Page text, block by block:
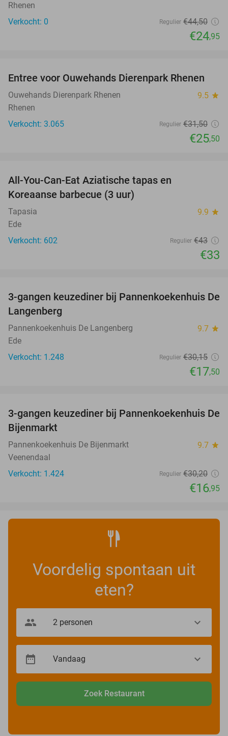
Rhenen
Verkocht: 0
Regulier €44,50
€24,95
19%
Entree voor Ouwehands Dierenpark Rhenen
Ouwehands Dierenpark Rhenen 9.5 star
Rhenen
Verkocht: 3.065
Regulier €31,50
€25,50
All-You-Can-Eat Aziatische tapas en
Koreaanse barbecue (3 uur)
Tapasia 9.9 star
Ede
Verkocht: 602
Regulier €43
€33
42%
3-gangen keuzediner bij Pannenkoekenhuis De
Langenberg
Pannenkoekenhuis De Langenberg 9.7 star
Ede
Verkocht: 1.248
Regulier €30,15
€17,50
44%
3-gangen keuzediner bij Pannenkoekenhuis De
Bijenmarkt
Pannenkoekenhuis De Bijenmarkt 9.7 star
Veenendaal
Verkocht: 1.424
Regulier €30,20
€16,95
Voordelig spontaan uit
eten?
Zoek Restaurant